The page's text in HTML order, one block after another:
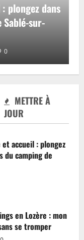
METTRE À
JOUR
accueil : plongez
du camping de
en Lozère : mon
se tromper
plongez dans
Sablé-sur-
0